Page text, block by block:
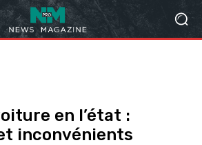
en l’état :
inconvénients